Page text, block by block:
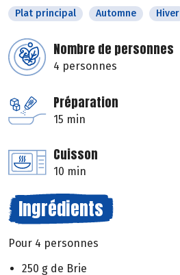
Plat principal Automne Hiver
Nombre de personnes
4 personnes
Préparation
15 min
Cuisson
10 min
Ingrédients
Pour 4 personnes
250 g de Brie